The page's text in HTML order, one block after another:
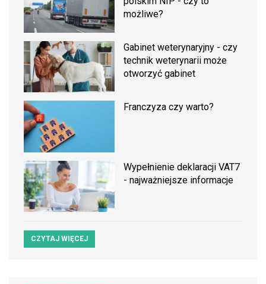
możliwe?
Gabinet weterynaryjny - czy
technik weterynarii może
otworzyć gabinet
Franczyza czy warto?
Wypełnienie deklaracji VAT7
- najważniejsze informacje
CZYTAJ WIĘCEJ